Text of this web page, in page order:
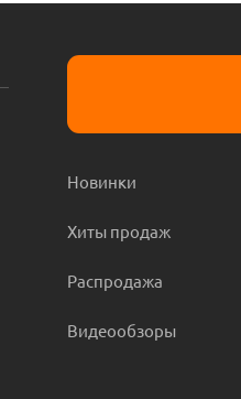
Новинки
Хиты продаж
Распродажа
Видеообзоры